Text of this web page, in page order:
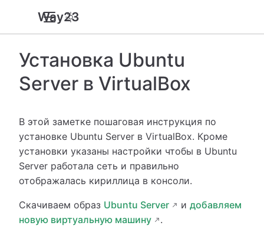
Way23
Установка Ubuntu
Server в VirtualBox
В этой заметке пошаговая инструкция по
установке Ubuntu Server в VirtualBox. Кроме
установки указаны настройки чтобы в Ubuntu
Server работала сеть и правильно
отображалась кириллица в консоли.
Скачиваем образ Ubuntu Server и добавляем
новую виртуальную машину
.